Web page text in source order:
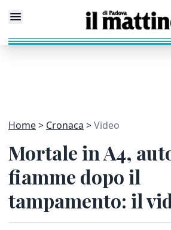
Home Cronaca Video
Mortale in A4,
fiamme dopo il
tampamento: il